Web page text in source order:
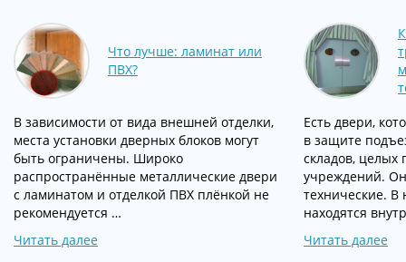
Что лучше: ламинат или
ПВХ?
В зависимости от вида внешней отделки,
места установки дверных блоков могут
быть ограничены. Широко
распространённые металлические двери
с ламинатом и отделкой ПВХ плёнкой не
рекомендуется …
Читать далее
Есть двери,
в защите
складов, целых
учреждений.
технические. В
находятся
Читать далее